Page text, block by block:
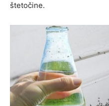
štetočine.